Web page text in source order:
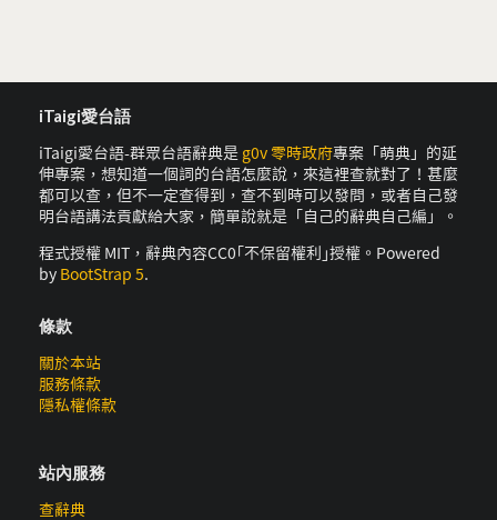
iTaigi愛台語
iTaigi愛台語-群眾台語辭典是 g0v 零時政府專案「萌典」的延
伸專案，想知道一個詞的台語怎麼說，來這裡查就對了！甚麼
都可以查，但不一定查得到，查不到時可以發問，或者自己發
明台語講法貢獻給大家，簡單說就是「自己的辭典自己編」。
程式授權 MIT，辭典內容CC0｢不保留權利｣授權。Powered
by BootStrap 5.
條款
關於本站
服務條款
隱私權條款
站內服務
查辭典